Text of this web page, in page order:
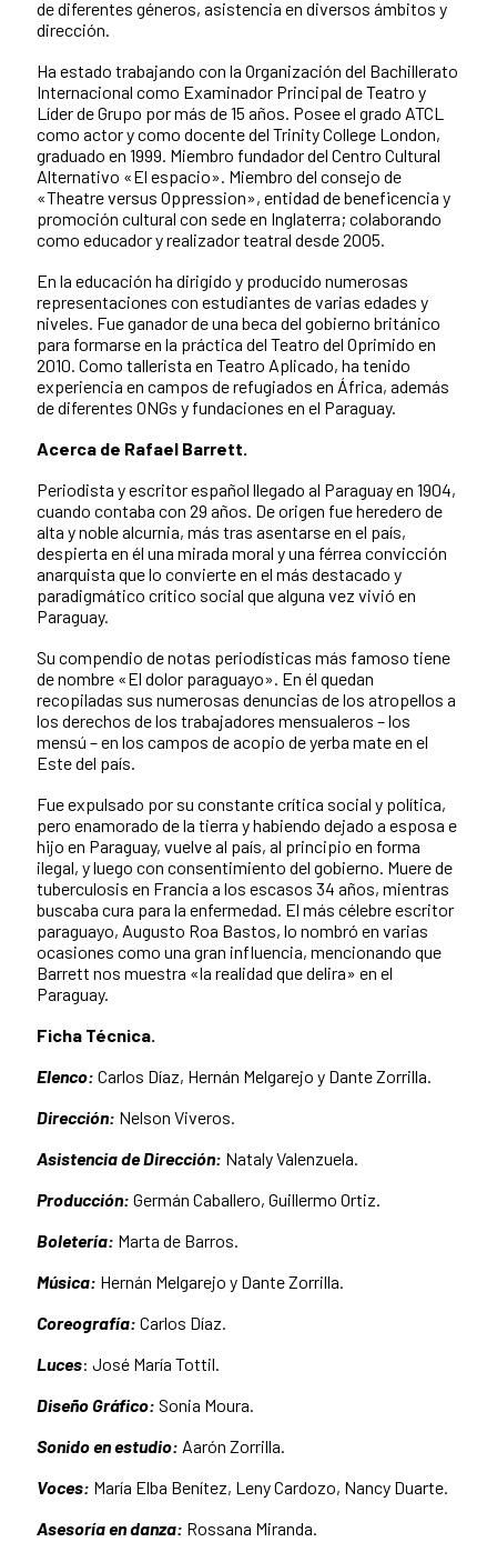
de diferentes géneros, asistencia en diversos ámbitos y
dirección.
Ha estado trabajando con la Organización del Bachillerato
Internacional como Examinador Principal de Teatro y
Líder de Grupo por más de 15 años. Posee el grado ATCL
como actor y como docente del Trinity College London,
graduado en 1999. Miembro fundador del Centro Cultural
Alternativo «El espacio». Miembro del consejo de
«Theatre versus Oppression», entidad de beneficencia y
promoción cultural con sede en Inglaterra; colaborando
como educador y realizador teatral desde 2005.
En la educación ha dirigido y producido numerosas
representaciones con estudiantes de varias edades y
niveles. Fue ganador de una beca del gobierno británico
para formarse en la práctica del Teatro del Oprimido en
2010. Como tallerista en Teatro Aplicado, ha tenido
experiencia en campos de refugiados en África, además
de diferentes ONGs y fundaciones en el Paraguay.
Acerca de Rafael Barrett.
Periodista y escritor español llegado al Paraguay en 1904,
cuando contaba con 29 años. De origen fue heredero de
alta y noble alcurnia, más tras asentarse en el país,
despierta en él una mirada moral y una férrea convicción
anarquista que lo convierte en el más destacado y
paradigmático crítico social que alguna vez vivió en
Paraguay.
Su compendio de notas periodísticas más famoso tiene
de nombre «El dolor paraguayo». En él quedan
recopiladas sus numerosas denuncias de los atropellos a
los derechos de los trabajadores mensualeros – los
mensú – en los campos de acopio de yerba mate en el
Este del país.
Fue expulsado por su constante crítica social y política,
pero enamorado de la tierra y habiendo dejado a esposa e
hijo en Paraguay, vuelve al país, al principio en forma
ilegal, y luego con consentimiento del gobierno. Muere de
tuberculosis en Francia a los escasos 34 años, mientras
buscaba cura para la enfermedad. El más célebre escritor
paraguayo, Augusto Roa Bastos, lo nombró en varias
ocasiones como una gran influencia, mencionando que
Barrett nos muestra «la realidad que delira» en el
Paraguay.
Ficha Técnica.
Elenco: Carlos Díaz, Hernán Melgarejo y Dante Zorrilla.
Dirección: ​​​Nelson Viveros.
Asistencia de Dirección: Nataly Valenzuela.
Producción: Germán Caballero, ​​​Guillermo Ortiz.
Boletería: Marta de Barros.
Música: ​​​​Hernán Melgarejo y Dante Zorrilla.
Coreografía​​​: Carlos Díaz.
Luces: ​​​​José María Tottil.
Diseño Gráfico: ​​​ Sonia Moura.
Sonido en estudio​​: Aarón Zorrilla.
Voces: ​​​​María Elba Benítez, Leny Cardozo, Nancy Duarte.
Asesoría en danza​​: Rossana Miranda.